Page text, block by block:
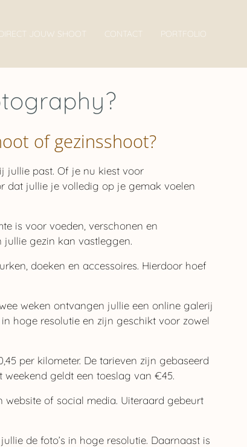
JOUW SHOOT CONTACT PORTFOLIO
of gezinsshoot?
jullie past. Of je nu kiest voor
dat jullie je volledig op je gemak voelen
is voor voeden, verschonen en
gezin kan vastleggen.
doeken en accessoires. Hierdoor hoef
weken ontvangen jullie een online galerij
hoge resolutie en zijn geschikt voor zowel
per kilometer. De tarieven zijn gebaseerd
geldt een toeslag van €45.
of social media. Uiteraard gebeurt
de foto’s in hoge resolutie. Daarnaast is